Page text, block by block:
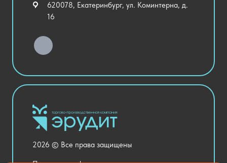
Уличное оборудование
Хозяйственные Товары
Столовая и пищеблок
Оснащение кабинетов
Медицинский кабинет
Национальные проекты
620078, Екатеринбург, ул. Коминтерна, д.
16
2026 © Все права защищены